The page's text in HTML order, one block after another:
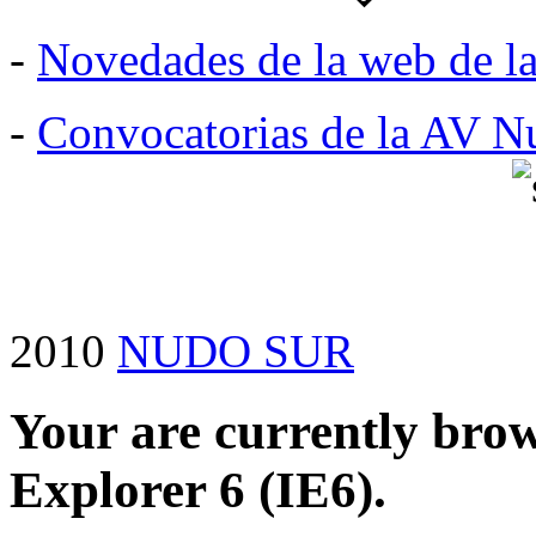
- Novedades de la web de
- Convocatorias de la AV
2010 NUDO SUR
Your are currently
Explorer 6 (IE6).